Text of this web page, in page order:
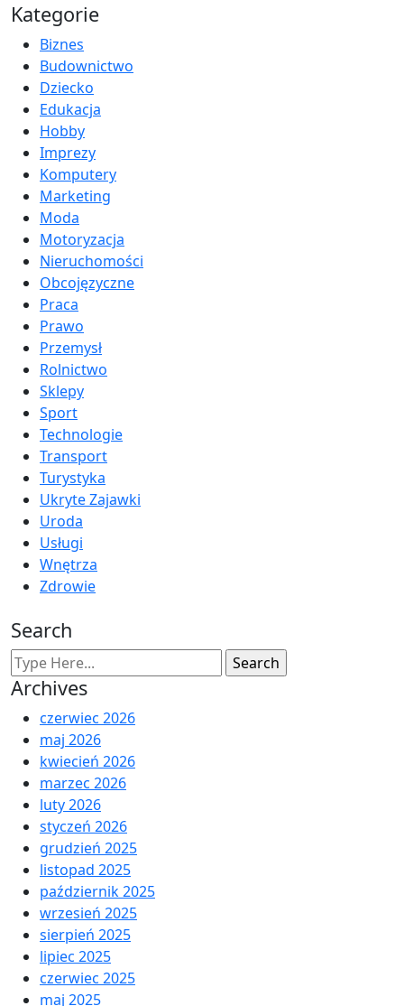
Kategorie
Biznes
Budownictwo
Dziecko
Edukacja
Hobby
Imprezy
Komputery
Marketing
Moda
Motoryzacja
Nieruchomości
Obcojęzyczne
Praca
Prawo
Przemysł
Rolnictwo
Sklepy
Sport
Technologie
Transport
Turystyka
Ukryte Zajawki
Uroda
Usługi
Wnętrza
Zdrowie
Search
Archives
czerwiec 2026
maj 2026
kwiecień 2026
marzec 2026
luty 2026
styczeń 2026
grudzień 2025
listopad 2025
październik 2025
wrzesień 2025
sierpień 2025
lipiec 2025
czerwiec 2025
maj 2025